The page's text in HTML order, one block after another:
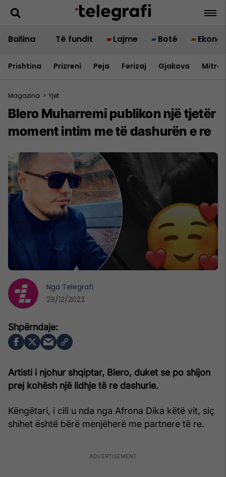
Ballina Të fundit Lajme Botë
Prishtina Prizreni Peja Ferizaj Gjakova
Magazina > Yjet
Blero Muharremi publikon një tjetër
moment intim me të dashurën e re
Artisti i njohur shqiptar, Blero, duket se po shijon
prej kohësh një lidhje të re dashurie.
Këngëtari, i cili u nda nga Afrona Dika këtë vit, siç
shihet është bërë menjëherë me partnere të re.
Nga Telegrafi
29/12/2022